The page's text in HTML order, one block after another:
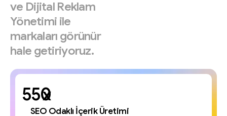
ve Dijital Reklam
Yönetimi ile
markaları görünür
hale getiriyoruz.
x
SEO Odaklı İçerik Üretimi